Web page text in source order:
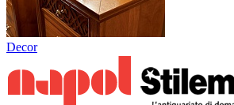
Decor